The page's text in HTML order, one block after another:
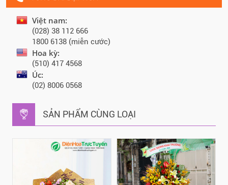
Việt nam:
(028) 38 112 666
1800 6138 (miễn cước)
Hoa kỳ:
(510) 417 4568
Úc:
(02) 8006 0568
SẢN PHẨM CÙNG LOẠI